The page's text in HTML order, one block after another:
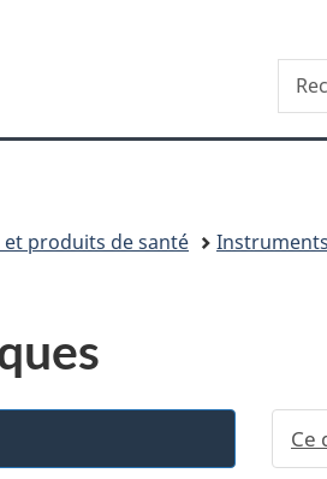
sujet
HTML
dans
produits de santé
Ce